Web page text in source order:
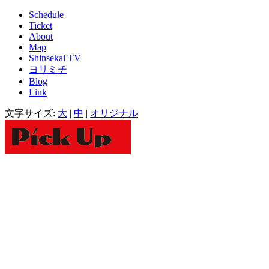
Schedule
Ticket
About
Map
Shinsekai TV
ヨリミチ
Blog
Link
文字サイズ: 大 | 中 | オリジナル